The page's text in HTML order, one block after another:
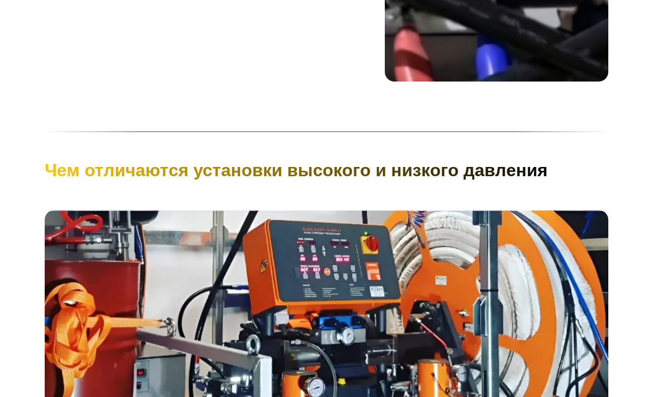
Чем отличаются установки высокого и низкого давления